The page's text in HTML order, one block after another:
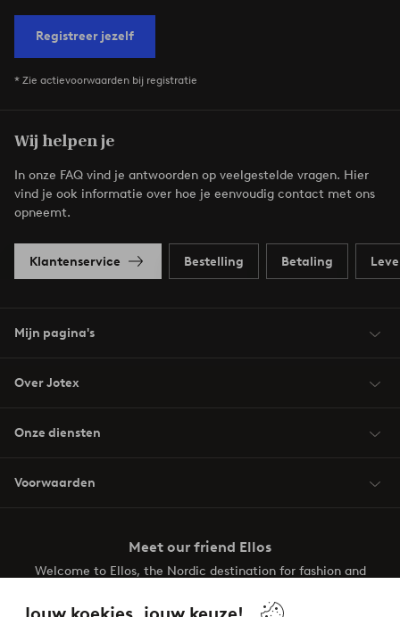
Registreer jezelf
* Zie actievoorwaarden bij registratie
Wij helpen je
In onze FAQ vind je antwoorden op veelgestelde vragen. Hier
vind je ook informatie over hoe je eenvoudig contact met ons
opneemt.
Klantenservice Bestelling Betaling
Mijn pagina's
Over Jotex
Onze diensten
Voorwaarden
Meet our friend Ellos
Welcome to Ellos, the Nordic destination for fashion and
your wardrobe. Your next inspiring look is here!